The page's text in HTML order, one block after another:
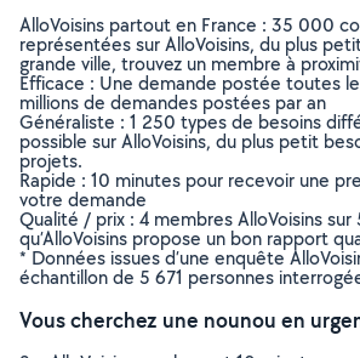
AlloVoisins partout en France : 35 000
représentées sur AlloVoisins, du plus
grande ville, trouvez un membre à
Efficace : Une demande postée toutes
millions de demandes postées par an
Généraliste : 1 250 types de besoins
possible sur AlloVoisins, du plus petit
projets.
Rapide : 10 minutes pour recevoir une
votre demande
Qualité / prix : 4 membres AlloVoisins
qu’AlloVoisins propose un bon rapport
* Données issues d’une enquête
échantillon de 5 671 personnes
Vous cherchez une nounou en